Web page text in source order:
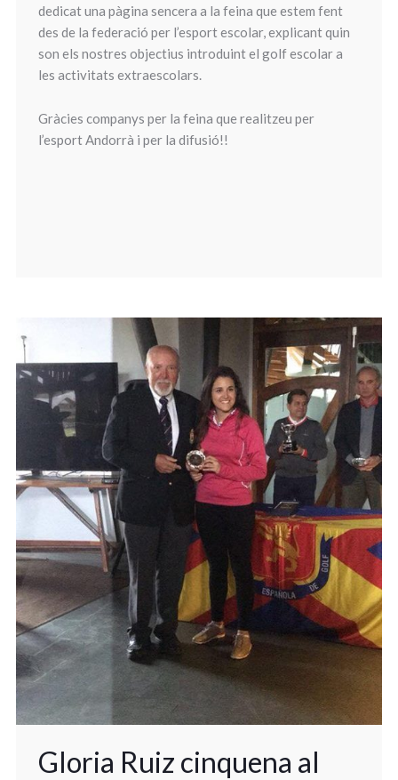
dedicat una pàgina sencera a la feina que estem fent
des de la federació per l’esport escolar, explicant quin
son els nostres objectius introduint el golf escolar a
les activitats extraescolars.
Gràcies companys per la feina que realitzeu per
l’esport Andorrà i per la difusió!!
Gloria Ruiz cinquena al